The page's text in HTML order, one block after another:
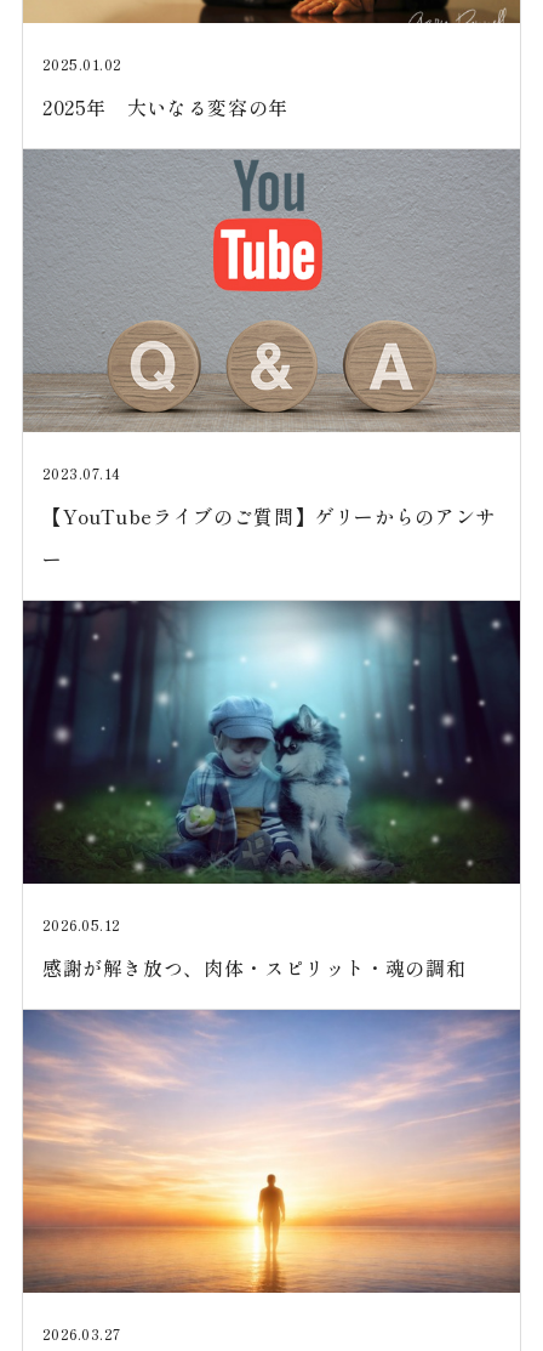
2025.01.02
2025年 大いなる変容の年
2023.07.14
【YouTubeライブのご質問】ゲリーからのアンサ
ー
2026.05.12
感謝が解き放つ、肉体・スピリット・魂の調和
2026.03.27